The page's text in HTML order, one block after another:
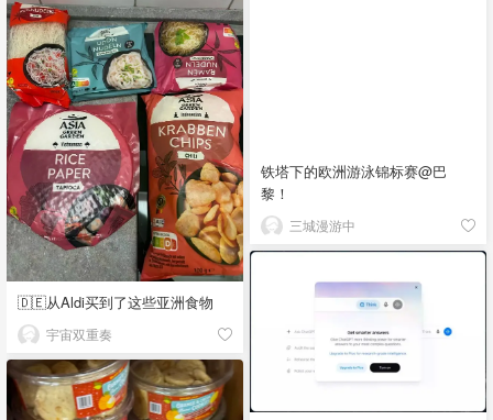
铁塔下的欧洲游泳锦标赛@巴
黎！
三城漫游中
🇩🇪从Aldi买到了这些亚洲食物
宇宙双重奏